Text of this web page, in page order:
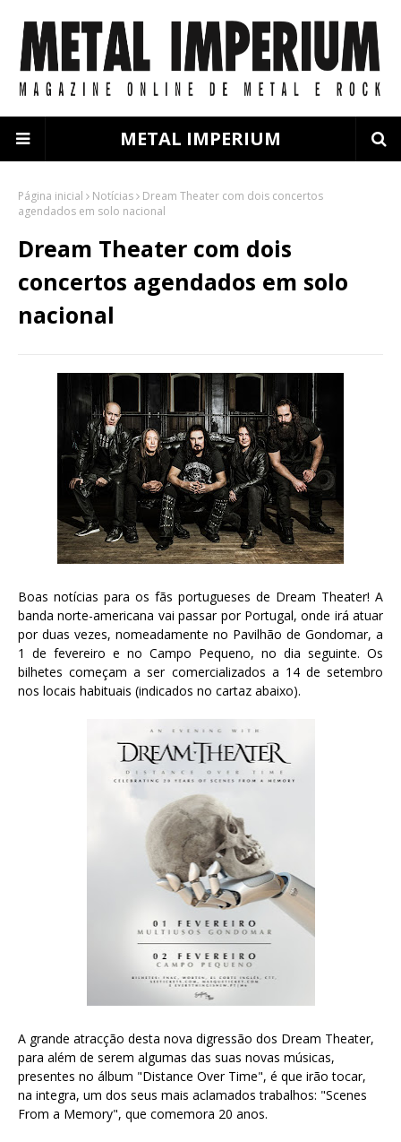
METAL IMPERIUM
Página inicial Notícias
Dream Theater com dois concertos
agendados em solo nacional
Dream Theater com dois
concertos agendados em solo
nacional
Boas notícias para os fãs portugueses de Dream Theater! A
banda norte-americana vai passar por Portugal, onde irá atuar
por duas vezes, nomeadamente no Pavilhão de Gondomar, a
1 de fevereiro e no Campo Pequeno, no dia seguinte. Os
bilhetes começam a ser comercializados a 14 de setembro
nos locais habituais (indicados no cartaz abaixo).
A grande atracção desta nova digressão dos Dream Theater,
para além de serem algumas das suas novas músicas,
presentes no álbum "Distance Over Time", é que irão tocar,
na integra, um dos seus mais aclamados trabalhos: "Scenes
From a Memory", que comemora 20 anos.